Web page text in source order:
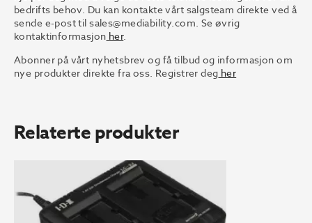
bedrifts behov. Du kan kontakte vårt salgsteam direkte ved å
sende e-post tilsales@mediability.com. Se øvrig
kontaktinformasjon her.
Abonner på vårt nyhetsbrev og få tilbud og informasjon om
nye produkter direkte fra oss. Registrer deg her
Relaterte produkter